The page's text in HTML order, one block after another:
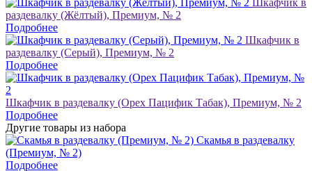
раздевалку (Жёлтый), Премиум, № 2
Подробнее
Шкафчик в
раздевалку (Серый), Премиум, № 2
Подробнее
Шкафчик в раздевалку (Орех Пацифик Табак), Премиум, № 2
Подробнее
Другие товары из набора
Скамья в раздевалку
(Премиум, № 2)
Подробнее